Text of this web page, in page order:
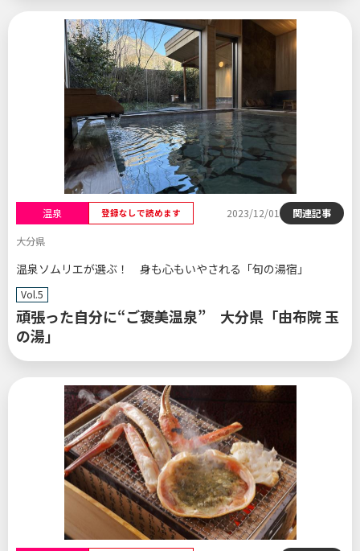
温泉 登録なしで読めます 2023/12/01
関連記事
大分県
温泉ソムリエが選ぶ！ 身も心もいやされる「旬の湯宿」
Vol.5
頑張った自分に“ご褒美温泉” 大分県「由布院 玉
の湯」